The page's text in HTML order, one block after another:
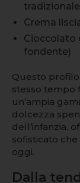
Crema
Cioccolato
fondente)
Questo
stesso tempo
un’ampia
dolcezza
dell’infanzia,
sofisticato
oggi.
Dalla